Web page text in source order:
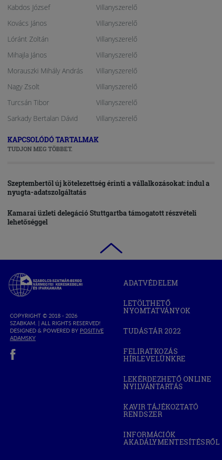
Kabdos József
Villanyszerelő
Kovács János
Villanyszerelő
Lóránt Zoltán
Villanyszerelő
Mihajla János
Villanyszerelő
Morauszki Mihály András
Villanyszerelő
Nagy Zsolt
Villanyszerelő
Turcsán Tibor
Villanyszerelő
Sarkady Bertalan Dávid
Villanyszerelő
KAPCSOLÓDÓ TARTALMAK
TUDJON MEG TÖBBET.
Szeptembertől új kötelezettség érinti a vállalkozásokat: indul a
nyugta-adatszolgáltatás
Kamarai üzleti delegáció Stuttgartba támogatott részvételi
lehetőséggel
Szabolcs-
Szatmár-
Bereg
Kereskedelmi
és
Iparkamara
COPYRIGHT © 2018 - 2026
SZABKAM. | ALL RIGHTS RESERVED!
DESIGNED & POWERED BY POSITIVE
ADAMSKY(OPEN
ADATVÉDELEM
LETÖLTHETŐ
NYOMTATVÁNYOK
TUDÁSTÁR 2022
WINDOW)
FELIRATKOZÁS
HÍRLEVELÜNKRE
LEKÉRDEZHETŐ ONLINE
NYILVÁNTARTÁS
NEW
WINDOW)
KAVIR TÁJÉKOZTATÓ
RENDSZER(OPEN
NEW
WINDOW)
INFORMÁCIÓK
AKADÁLYMENTESÍTÉSRŐL